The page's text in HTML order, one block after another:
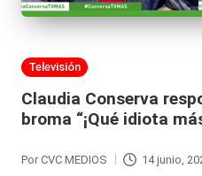
s
y
F
ar
á
Realitys,
Brava,
Gran
Publicada
Televisión
Claudia Conserva
broma “¡Qué idiota
Publicado
Por CVC MEDIOS 14 junio,